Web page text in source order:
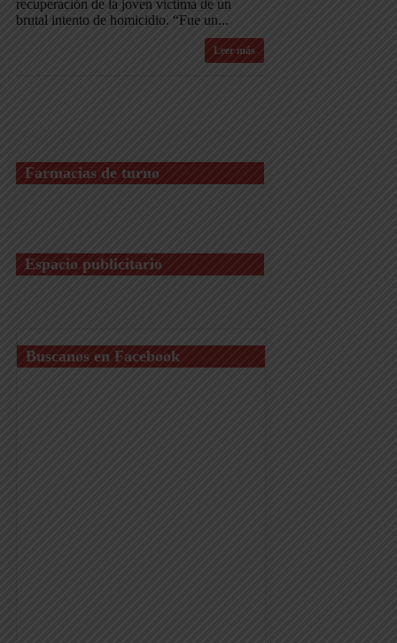
recuperación de la joven víctima de un
brutal intento de homicidio. “Fue un...
Leer más
Farmacias de turno
Espacio publicitario
Buscanos en Facebook